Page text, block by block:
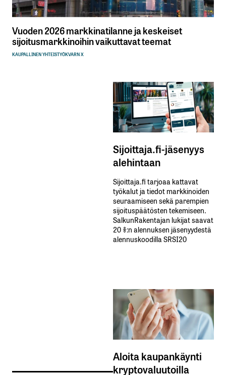
Vuoden 2026 markkinatilanne ja keskeiset
sijoitusmarkkinoihin vaikuttavat teemat
KAUPALLINEN YHTEISTYÖKVARN X
Sijoittaja.fi-jäsenyys
alehintaan
Sijoittaja.fi tarjoaa kattavat
työkalut ja tiedot markkinoiden
seuraamiseen sekä parempien
sijoituspäätösten tekemiseen.
SalkunRakentajan lukijat saavat
20 %:n alennuksen jäsenyydestä
alennuskoodilla SRSI20
Aloita kaupankäynti
kryptovaluutoilla